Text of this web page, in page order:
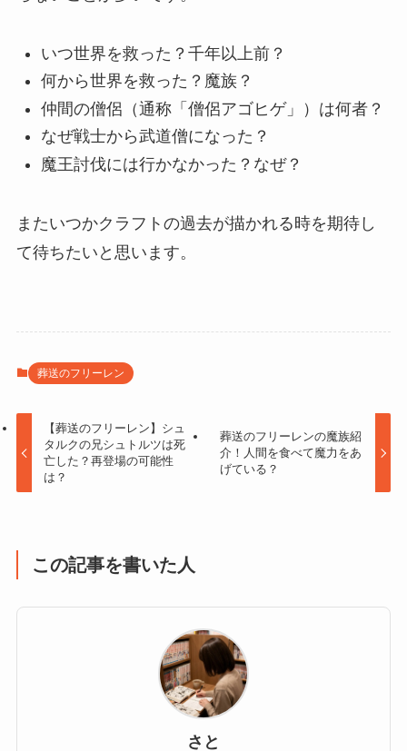
いつ世界を救った？千年以上前？
何から世界を救った？魔族？
仲間の僧侶（通称「僧侶アゴヒゲ」）は何者？
なぜ戦士から武道僧になった？
魔王討伐には行かなかった？なぜ？
またいつかクラフトの過去が描かれる時を期待し
て待ちたいと思います。
葬送のフリーレン
【葬送のフリーレン】シュ
タルクの兄シュトルツは死
亡した？再登場の可能性
は？
葬送のフリーレンの魔族紹
介！人間を食べて魔力をあ
げている？
この記事を書いた人
さと